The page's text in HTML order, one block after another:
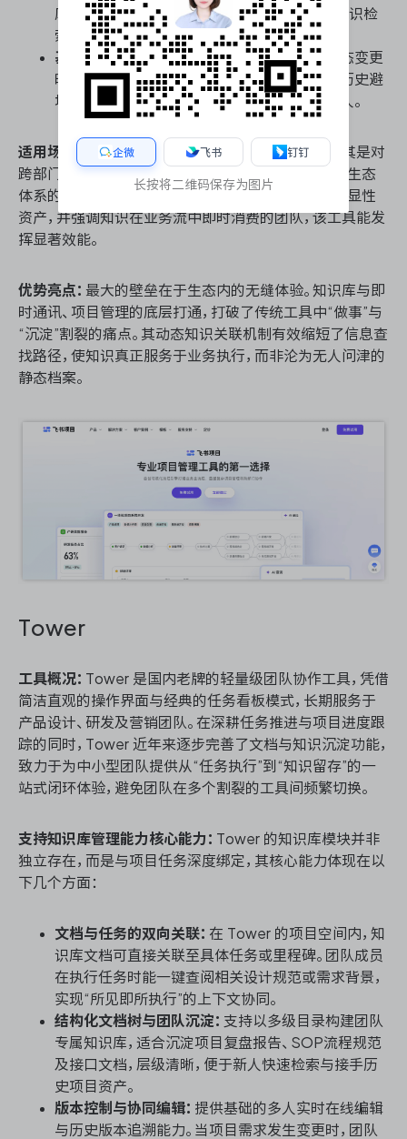
库，实现标签化筛选与多维数据关联，降低了知识检
索的门槛。
基于业务流的动态知识推送：
在任务流转或状态变更
时，系统可自动关联并推送相关的操作指南或历史避
坑文档，让静态知识在关键节点主动触达执行人。
适用场景：
高度适配敏捷开发模式下的研发团队，尤其是对
跨部门协作频率要求极高、且已部署或愿意拥抱飞书生态
体系的中大型组织。对于需要将隐性经验快速转化为显性
资产，并强调知识在业务流中即时消费的团队，该工具能发
挥显著效能。
优势亮点： 最大的壁垒在于生态内的无缝体验。知识库与即
时通讯、项目管理的底层打通，打破了传统工具中“做事”与
“沉淀”割裂的痛点。其动态知识关联机制有效缩短了信息查
找路径，使知识真正服务于业务执行，而非沦为无人问津的
静态档案。
Tower
工具概况： Tower 是国内老牌的轻量级团队协作工具，凭借
简洁直观的操作界面与经典的任务看板模式，长期服务于
产品设计、研发及营销团队。在深耕任务推进与项目进度跟
踪的同时，Tower 近年来逐步完善了文档与知识沉淀功能，
致力于为中小型团队提供从“任务执行”到“知识留存”的一
站式闭环体验，避免团队在多个割裂的工具间频繁切换。
支持知识库管理能力核心能力： Tower 的知识库模块并非
独立存在，而是与项目任务深度绑定，其核心能力体现在以
下几个方面：
文档与任务的双向关联： 在 Tower 的项目空间内，知
识库文档可直接关联至具体任务或里程碑。团队成员
在执行任务时能一键查阅相关设计规范或需求背景，
实现“所见即所执行”的上下文协同。
结构化文档树与团队沉淀： 支持以多级目录构建团队
专属知识库，适合沉淀项目复盘报告、SOP流程规范
及接口文档，层级清晰，便于新人快速检索与接手历
史项目资产。
版本控制与协同编辑： 提供基础的多人实时在线编辑
与历史版本追溯能力。当项目需求发生变更时，团队
企微 飞书 钉钉
长按将二维码保存为图片